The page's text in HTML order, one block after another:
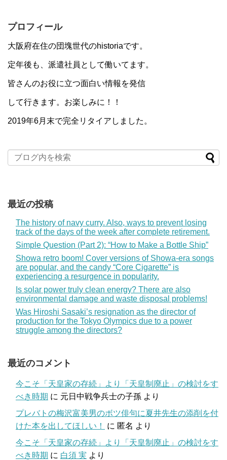
プロフィール
大阪府在住の団塊世代のhistoriaです。
定年後も、派遣社員として働いてます。
皆さんのお役に立つ面白い情報を発信
して行きます。お楽しみに！！
2019年6月末で完全リタイアしました。
最近の投稿
The history of navy curry. Also, ways to prevent losing
track of the days of the week after complete retirement.
Simple Question (Part 2): “How to Make a Bottle Ship”
Showa retro boom! Cover versions of Showa-era songs
are popular, and the candy “Core Cigarette” is
experiencing a resurgence in popularity.
Is solar power truly clean energy? There are also
environmental damage and waste disposal problems!
Was Hiroshi Sasaki’s resignation as the director of
production for the Tokyo Olympics due to a power
struggle among the directors?
最近のコメント
今こそ「天皇家の存続」より「天皇制廃止」の検討をす
べき時期 に 元日中戦争兵士の子孫 より
プレバトの梅沢富美男のボツ俳句に夏井先生の添削を付
けた本を出してほしい！
に 匿名 より
今こそ「天皇家の存続」より「天皇制廃止」の検討をす
べき時期 に 白須 実 より